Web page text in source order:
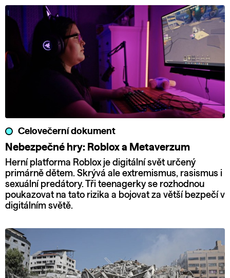
Celovečerní dokument
Nebezpečné hry: Roblox a Metaverzum
Herní platforma Roblox je digitální svět určený
primárně dětem. Skrývá ale extremismus, rasismus i
sexuální predátory. Tři teenagerky se rozhodnou
poukazovat na tato rizika a bojovat za větší bezpečí v
digitálním světě.